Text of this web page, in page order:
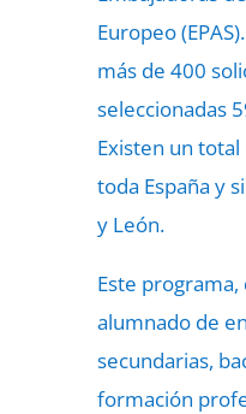
Europeo
más de 400
seleccionadas
Existen un
toda España y
y León.
Este programa,
alumnado de
secundarias,
formación